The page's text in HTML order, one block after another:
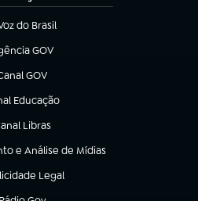
do Brasil
em nova aba)
GOV
em nova aba)
GOV
em nova aba)
Educação
em nova aba)
Libras
em nova aba)
e Análise de Mídias
aba)
Legal
em nova aba)